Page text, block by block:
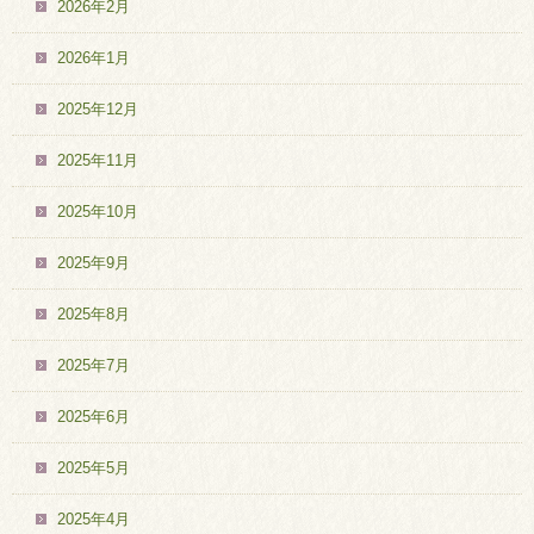
2026年2月
2026年1月
2025年12月
2025年11月
2025年10月
2025年9月
2025年8月
2025年7月
2025年6月
2025年5月
2025年4月